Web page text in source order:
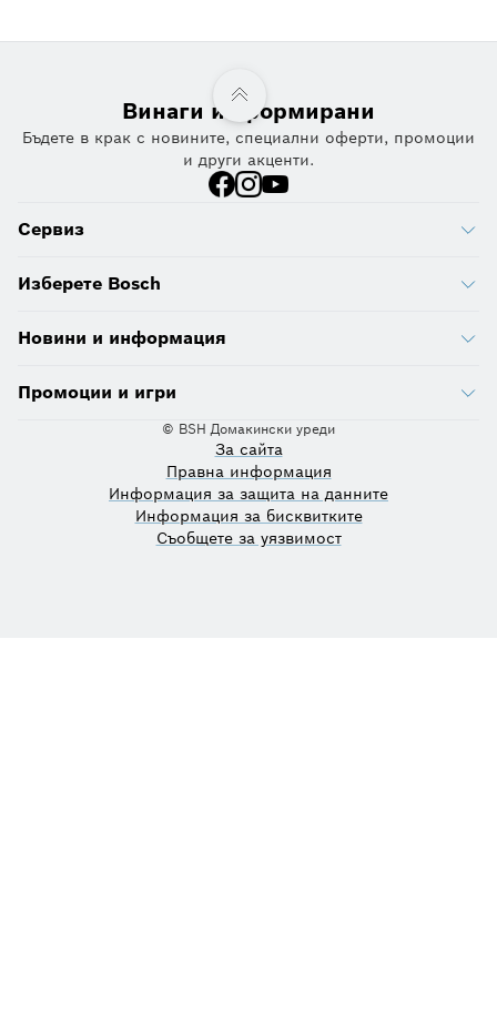
Винаги информирани
Бъдете в крак с новините, специални оферти, промоции
и други акценти.
Сервиз
Изберете Bosch
Новини и информация
Промоции и игри
© BSH Домакински уреди
За сайта
Правна информация
Информация за защита на данните
Информация за бисквитките
Съобщете за уязвимост